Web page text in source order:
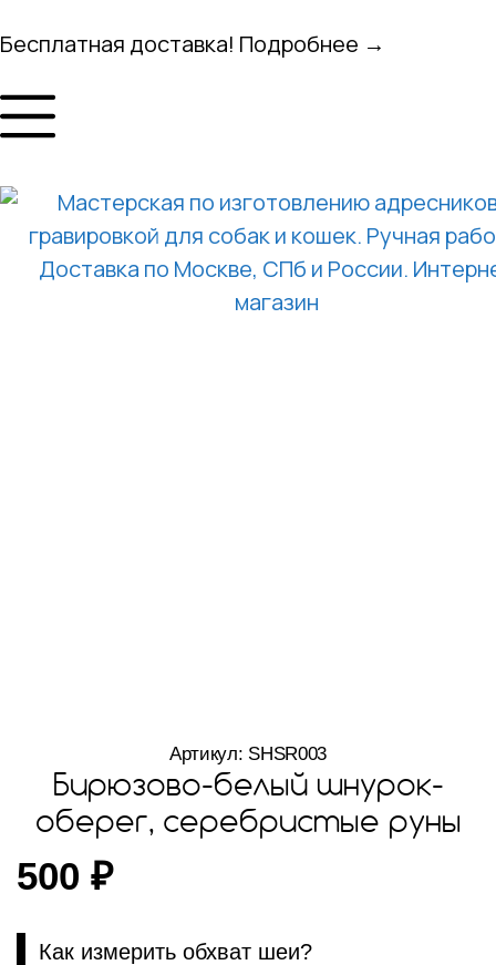
Бесплатная доставка! Подробнее →
Артикул: SHSR003
Бирюзово-белый шнурок-
оберег, серебристые руны
500 ₽
Как измерить обхват шеи?